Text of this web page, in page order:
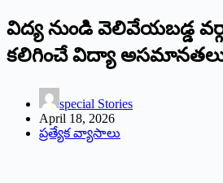
విద్య నుండి వెలివేయబడ్డ
కలిగించే విద్యా
special Stories
April 18, 2026
ప్రత్యేక వ్యాసాలు